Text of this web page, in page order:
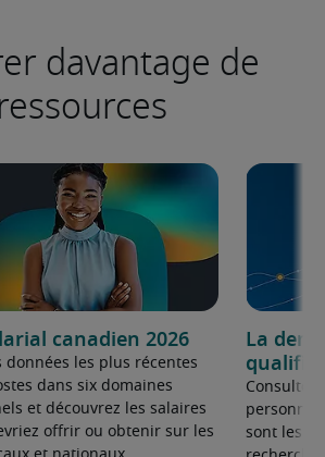
davantage de
canadien 2026
données les plus récentes
dans six domaines
et découvrez les salaires
offrir ou obtenir sur les
La
qualifié
Consultez
personnel
sont les